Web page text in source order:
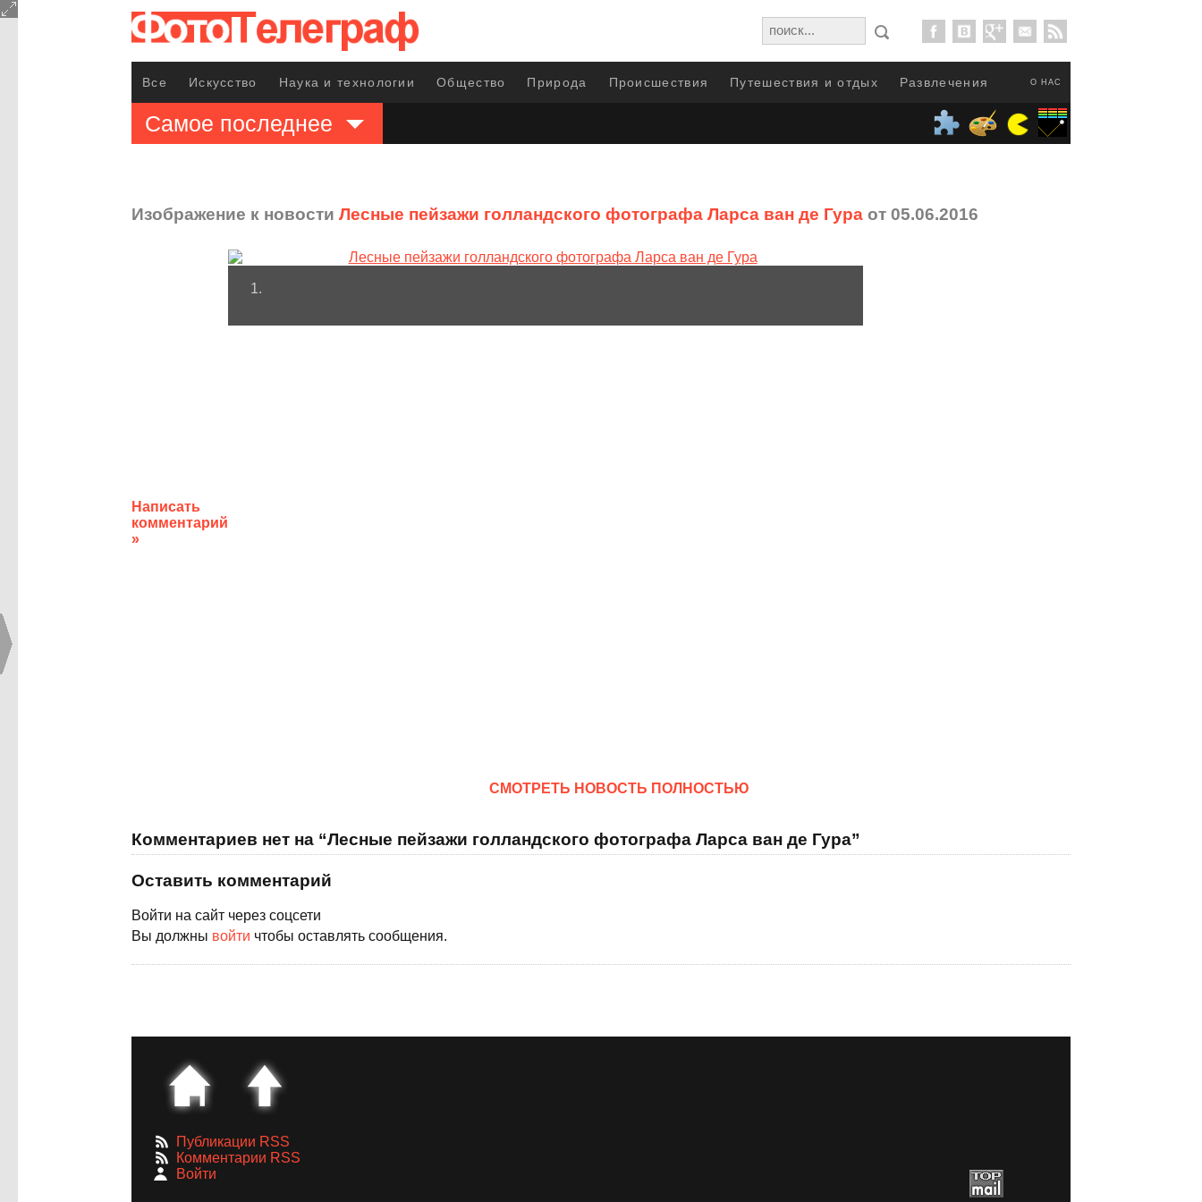
О НАС
Все Искусство Наука и технологии Общество Природа Происшествия Путешествия и отдых Развлечения
Самое последнее
Изображение к новости Лесные пейзажи голландского фотографа Ларса ван де Гура от 05.06.2016
Написать
комментарий
»
1.
CМОТРЕТЬ НОВОСТЬ ПОЛНОСТЬЮ
Комментариев нет на “Лесные пейзажи голландского фотографа Ларса ван де Гура”
Оставить комментарий
Войти на сайт через соцсети
Вы должны войти чтобы оставлять сообщения.
Публикации RSS
Комментарии RSS
Войти